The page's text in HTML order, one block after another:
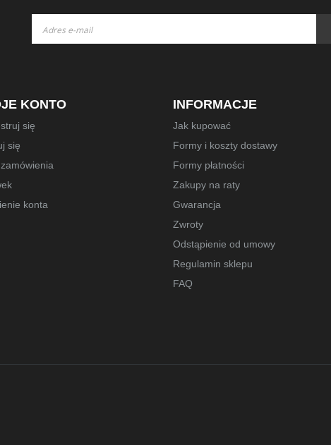
nasz
KONTO
się
się
konta
INFORMACJE
Jak kupować
Formy i koszty dostawy
Formy płatności
Zakupy na raty
Gwarancja
Zwroty
Odstąpienie od umowy
Regulamin sklepu
FAQ